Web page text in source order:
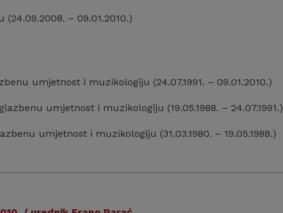
– 09.01.2010.)
umjetnost i muzikologiju (24.07.1991. – 09.01.2010.)
umjetnost i muzikologiju (19.05.1988. – 24.07.1991.)
umjetnost i muzikologiju (31.03.1980. – 19.05.1988.)